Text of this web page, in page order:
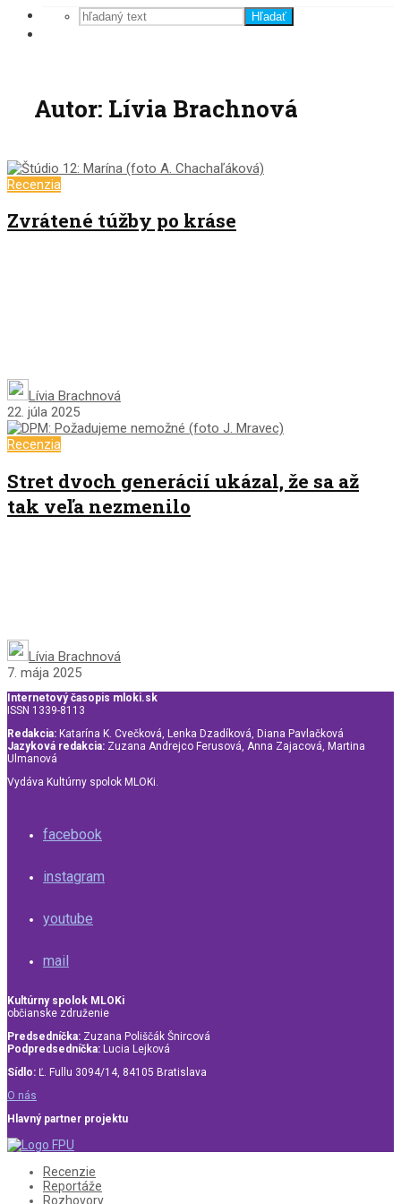
Hľadať
Autor: Lívia Brachnová
Recenzia
Zvrátené túžby po kráse
Lívia Brachnová
22. júla 2025
Recenzia
Stret dvoch generácií ukázal, že sa až
tak veľa nezmenilo
Lívia Brachnová
7. mája 2025
Internetový časopis mloki.sk
ISSN 1339-8113
Redakcia: Katarína K. Cvečková, Lenka Dzadíková, Diana Pavlačková
Jazyková redakcia: Zuzana Andrejco Ferusová, Anna Zajacová, Martina
Ulmanová
Vydáva Kultúrny spolok MLOKi.
facebook
instagram
youtube
mail
Kultúrny spolok MLOKi
občianske združenie
Predsedníčka: Zuzana Poliščák Šnircová
Podpredsedníčka: Lucia Lejková
Sídlo: Ľ. Fullu 3094/14, 84105 Bratislava
O nás
Hlavný partner projektu
Recenzie
Reportáže
Rozhovory